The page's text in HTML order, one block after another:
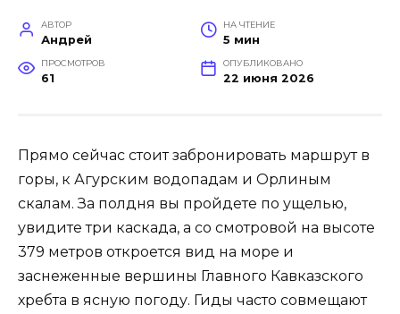
АВТОР
Андрей
НА ЧТЕНИЕ
5 мин
ПРОСМОТРОВ
61
ОПУБЛИКОВАНО
22 июня 2026
Прямо сейчас стоит забронировать маршрут в
горы, к Агурским водопадам и Орлиным
скалам. За полдня вы пройдете по ущелью,
увидите три каскада, а со смотровой на высоте
379 метров откроется вид на море и
заснеженные вершины Главного Кавказского
хребта в ясную погоду. Гиды часто совмещают